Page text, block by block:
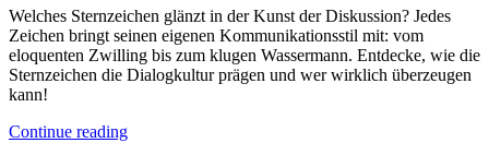
Welches Sternzeichen glänzt in der Kunst der Diskussion? Jedes
Zeichen bringt seinen eigenen Kommunikationsstil mit: vom
eloquenten Zwilling bis zum klugen Wassermann. Entdecke, wie die
Sternzeichen die Dialogkultur prägen und wer wirklich überzeugen
kann!
Continue reading